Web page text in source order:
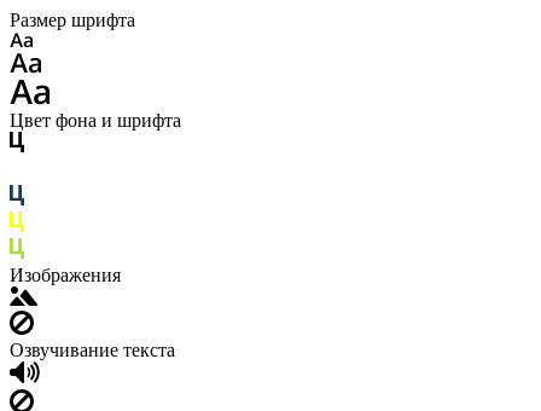
Размер шрифта
Цвет фона и шрифта
Изображения
Озвучивание текста